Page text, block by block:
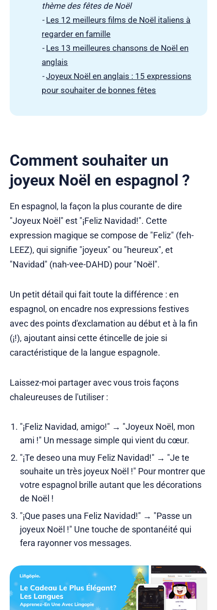
thème des fêtes de Noël
- Les 12 meilleurs films de Noël italiens à
regarder en famille
- Les 13 meilleures chansons de Noël en
anglais
-Joyeux Noël en anglais : 15 expressions
pour souhaiter de bonnes fêtes
Comment souhaiter un
joyeux Noël en espagnol ?
En espagnol, la façon la plus courante de dire
"Joyeux Noël" est "¡Feliz Navidad!". Cette
expression magique se compose de "Feliz" (feh-
LEEZ), qui signifie "joyeux" ou "heureux", et
"Navidad" (nah-vee-DAHD) pour "Noël".
Un petit détail qui fait toute la différence : en
espagnol, on encadre nos expressions festives
avec des points d'exclamation au début et à la fin
(¡!), ajoutant ainsi cette étincelle de joie si
caractéristique de la langue espagnole.
Laissez-moi partager avec vous trois façons
chaleureuses de l'utiliser :
"¡Feliz Navidad, amigo!" → "Joyeux Noël, mon
ami !" Un message simple qui vient du cœur.
"¡Te deseo una muy Feliz Navidad!" → "Je te
souhaite un très joyeux Noël !" Pour montrer que
votre espagnol brille autant que les décorations
de Noël !
"¡Que pases una Feliz Navidad!" → "Passe un
joyeux Noël !" Une touche de spontanéité qui
fera rayonner vos messages.